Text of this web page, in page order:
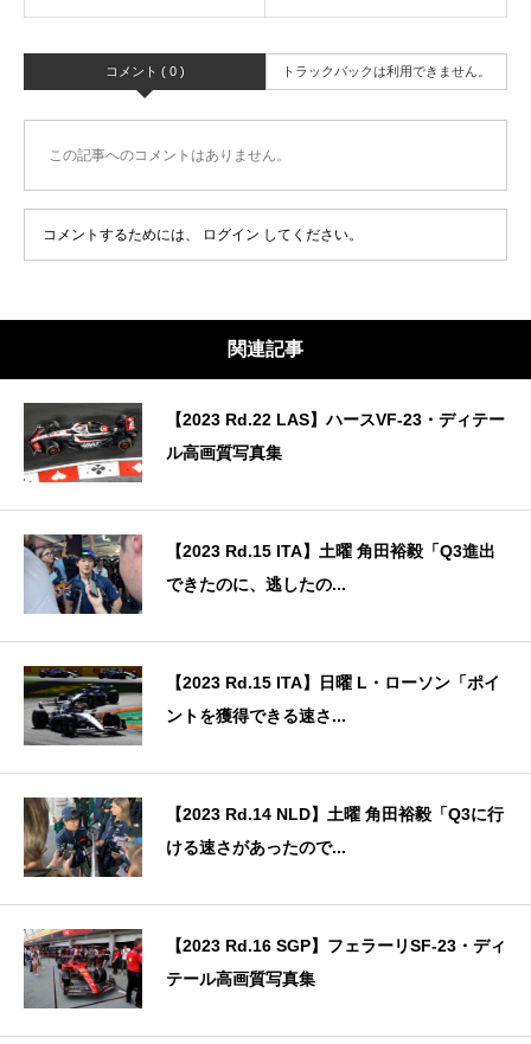
コメント ( 0 ) トラックバックは利用できません。
この記事へのコメントはありません。
コメントするためには、 ログイン してください。
関連記事
【2023 Rd.22 LAS】ハースVF-23・ディテー
ル高画質写真集
【2023 Rd.15 ITA】土曜 角田裕毅「Q3進出
できたのに、逃したの...
【2023 Rd.15 ITA】日曜 L・ローソン「ポイ
ントを獲得できる速さ...
【2023 Rd.14 NLD】土曜 角田裕毅「Q3に行
ける速さがあったので...
【2023 Rd.16 SGP】フェラーリSF-23・ディ
テール高画質写真集